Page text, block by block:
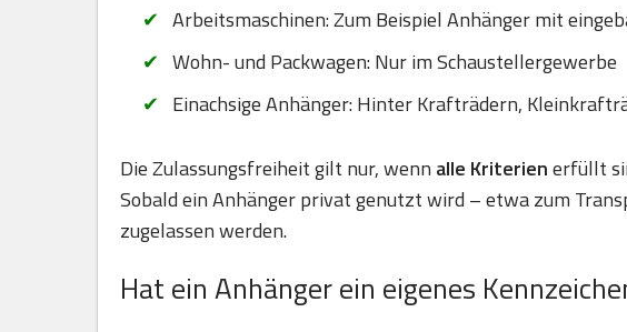
Arbeitsmaschinen: Zum Beispiel Anhänger mit
Wohn- und Packwagen: Nur im Schaustellergewerbe
Einachsige Anhänger: Hinter Krafträdern,
Die Zulassungsfreiheit gilt nur, wenn alle Kriterienerfüllt
Sobald ein Anhänger privat genutzt wird – etwa zum
zugelassen werden.
Hat ein Anhänger ein eigenes